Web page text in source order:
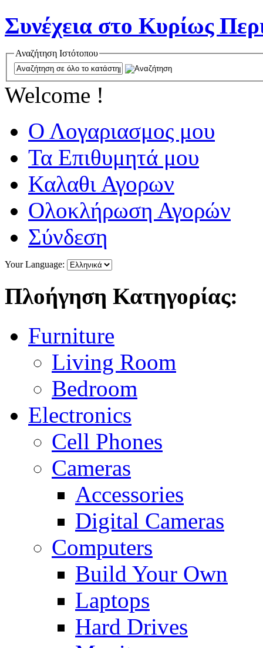
Συνέχεια στο Κυρίως
Αναζήτηση Ιστότοπου
Welcome !
Ο Λογαριασμος μου
Τα Επιθυμητά μου
Καλαθι Αγορων
Ολοκλήρωση Αγορών
Σύνδεση
Your Language:
Πλοήγηση Κατηγορίας:
Furniture
Living Room
Bedroom
Electronics
Cell Phones
Cameras
Accessories
Digital Cameras
Computers
Build Your Own
Laptops
Hard Drives